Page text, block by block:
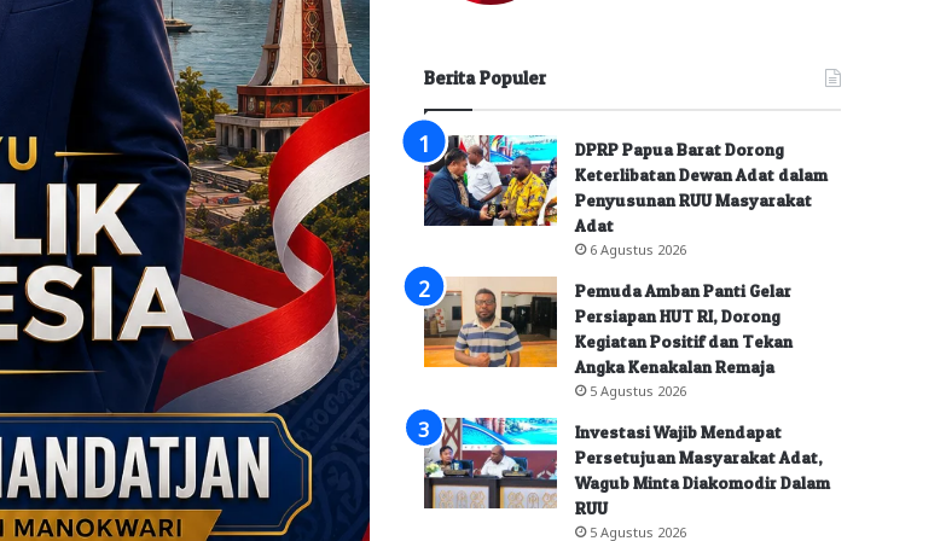
Berita Populer
DPRP Papua Barat Dorong
Keterlibatan Dewan Adat dalam
Penyusunan RUU Masyarakat
Adat
6 Agustus 2026
Pemuda Amban Panti Gelar
Persiapan HUT RI, Dorong
Kegiatan Positif dan Tekan
Angka Kenakalan Remaja
5 Agustus 2026
Investasi Wajib Mendapat
Persetujuan Masyarakat Adat,
Wagub Minta Diakomodir Dalam
RUU
5 Agustus 2026